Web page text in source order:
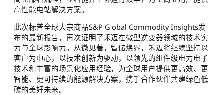
高性能电站解决方案。
此次标普全球大宗商品S&P Global Commodity Insights发
布的最新报告，再次证明了禾迈在微型逆变器领域的技术实
力与全球影响力。从微见著，智储焕界，禾迈将继续坚持以
客户为中心，以技术创新为驱动，以领先的组件级电力电子
技术和丰富的场景化应用经验，为全球用户提供更高效、更
智能、更可持续的能源解决方案，携手合作伙伴共建绿色低
碳的美好未来。